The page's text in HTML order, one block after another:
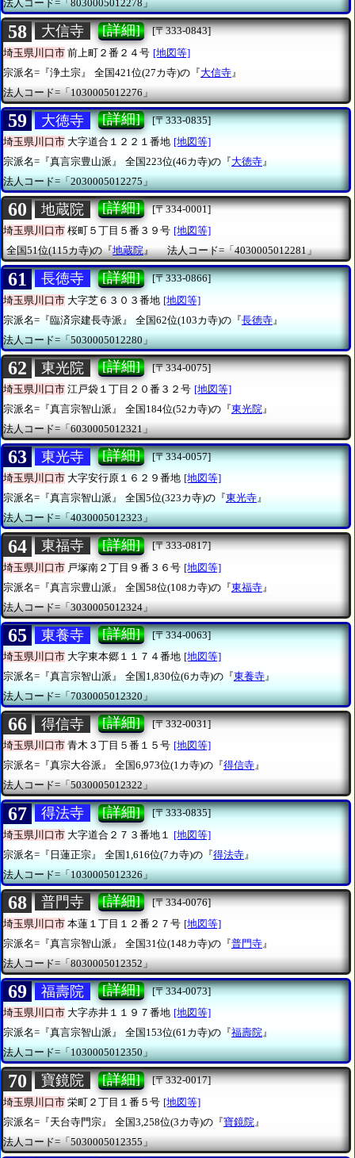
法人コード=「8030005012278」
58 大信寺 [詳細]
[〒333-0843]
埼玉県川口市 前上町２番２４号 [地図等]
宗派名=『浄土宗』
全国421位(27カ寺)の『大信寺 』
法人コード=「1030005012276」
59 大徳寺 [詳細]
[〒333-0835]
埼玉県川口市 大字道合１２２１番地 [地図等]
宗派名=『真言宗豊山派』
全国223位(46カ寺)の『大徳寺』
法人コード=「2030005012275」
60 地蔵院 [詳細]
[〒334-0001]
埼玉県川口市 桜町５丁目５番３９号 [地図等]
全国51位(115カ寺)の『地蔵院』 法人コード=「4030005012281」
61 長徳寺 [詳細]
[〒333-0866]
埼玉県川口市 大字芝６３０３番地 [地図等]
宗派名=『臨済宗建長寺派』
全国62位(103カ寺)の『長徳寺 』
法人コード=「5030005012280」
62 東光院 [詳細]
[〒334-0075]
埼玉県川口市 江戸袋１丁目２０番３２号 [地図等]
宗派名=『真言宗智山派』
全国184位(52カ寺)の『東光院』
法人コード=「6030005012321」
63 東光寺 [詳細]
[〒334-0057]
埼玉県川口市 大字安行原１６２９番地 [地図等]
宗派名=『真言宗智山派』
全国5位(323カ寺)の『東光寺』
法人コード=「4030005012323」
64 東福寺 [詳細]
[〒333-0817]
埼玉県川口市 戸塚南２丁目９番３６号 [地図等]
宗派名=『真言宗豊山派』
全国58位(108カ寺)の『東福寺 』
法人コード=「3030005012324」
65 東養寺 [詳細]
[〒334-0063]
埼玉県川口市 大字東本郷１１７４番地 [地図等]
宗派名=『真言宗智山派』
全国1,830位(6カ寺)の『東養寺』
法人コード=「7030005012320」
66 得信寺 [詳細]
[〒332-0031]
埼玉県川口市 青木３丁目５番１５号 [地図等]
宗派名=『真宗大谷派』
全国6,973位(1カ寺)の『得信寺』
法人コード=「5030005012322」
67 得法寺 [詳細]
[〒333-0835]
埼玉県川口市 大字道合２７３番地１
[地図等]
宗派名=『日蓮正宗』
全国1,616位(7カ寺)の『得法寺 』
法人コード=「1030005012326」
68 普門寺 [詳細]
[〒334-0076]
埼玉県川口市 本蓮１丁目１２番２７号 [地図等]
宗派名=『真言宗智山派』
全国31位(148カ寺)の『普門寺 』
法人コード=「8030005012352」
69 福壽院 [詳細]
[〒334-0073]
埼玉県川口市 大字赤井１１９７番地 [地図等]
宗派名=『真言宗智山派』
全国153位(61カ寺)の『福壽院』
法人コード=「1030005012350」
70 寶鏡院 [詳細]
[〒332-0017]
埼玉県川口市 栄町２丁目１番５号 [地図等]
宗派名=『天台寺門宗』
全国3,258位(3カ寺)の『寶鏡院 』
法人コード=「5030005012355」